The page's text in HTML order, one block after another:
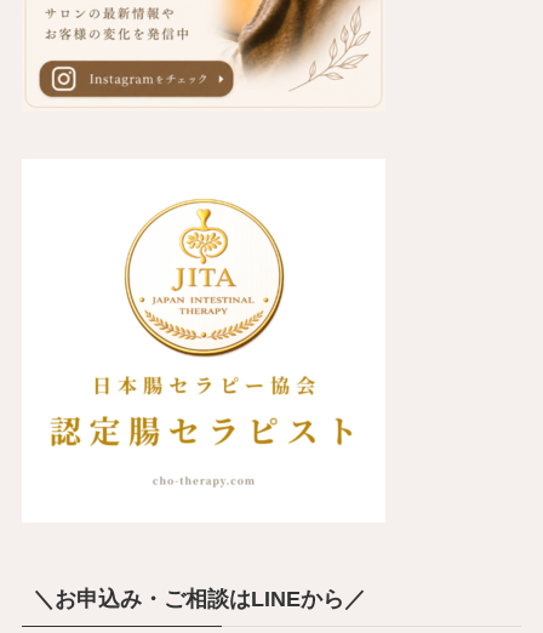
＼お申込み・ご相談はLINEから／